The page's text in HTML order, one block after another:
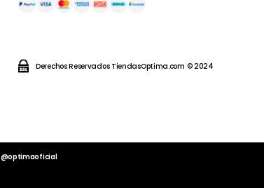
Derechos Reservados TiendasOptima.com © 2024
@optimaoficial